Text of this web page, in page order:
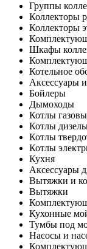
Группы
Коллекторы
Коллекторы
Шкафы
Котельное
Аксессуары
Бойлеры
Дымоходы
Котлы
Котлы
Котлы
Котлы
Кухня
Аксессуары
Вытяжки и
Вытяжки
Кухонные
Тумбы под
Насосы и